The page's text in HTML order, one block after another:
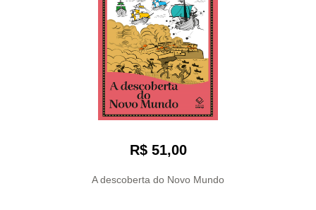
R$ 51,00
A descoberta do Novo Mundo